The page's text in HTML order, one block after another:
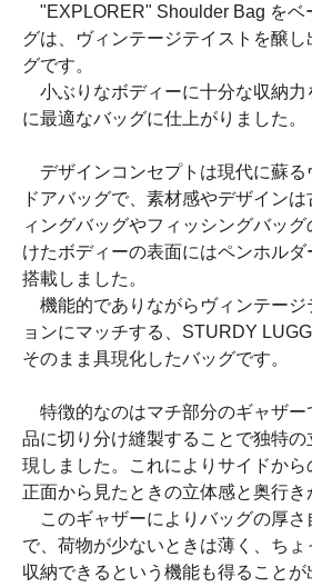
"EXPLORER" Shoulder Bag をベ
グは、ヴィンテージテイストを醸
グです。
小ぶりなボディーに十分な収納力
に最適なバッグに仕上がりました。
デザインコンセプトは現代に蘇る
ドアバッグで、素材感やデザイン
ィングバッグやフィッシングバッ
けたボディーの表面にはペンホル
搭載しました。
機能的でありながらヴィンテージ
ョンにマッチする、STURDY
そのまま具現化したバッグです。
特徴的なのはマチ部分のギャザー
品に切り分け縫製することで独特
現しました。これによりサイドから
正面から見たときの立体感と奥行き
このギャザーによりバッグの厚さ
で、荷物が少ないときは薄く、ち
収納できるという機能も得ることが